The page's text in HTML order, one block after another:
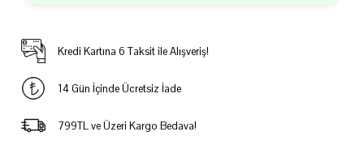
Kredi Kartına 6 Taksit ile Alışveriş!
14 Gün İçinde Ücretsiz İade
799TL ve Üzeri Kargo Bedava!